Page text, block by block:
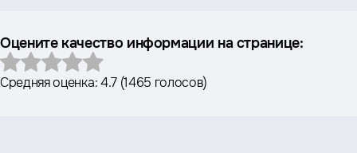
Оцените качество информации на странице:
Средняя оценка:4.7(1465 голосов)